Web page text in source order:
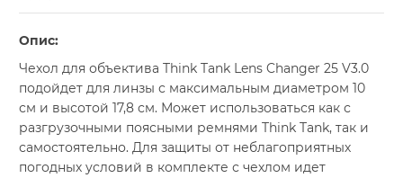
Опис:
Чехол для объектива Think Tank Lens Changer 25 V3.0
подойдет для линзы с максимальным диаметром 10
см и высотой 17,8 см. Может использоваться как с
разгрузочными поясными ремнями Think Tank, так и
самостоятельно. Для защиты от неблагоприятных
погодных условий в комплекте с чехлом идет